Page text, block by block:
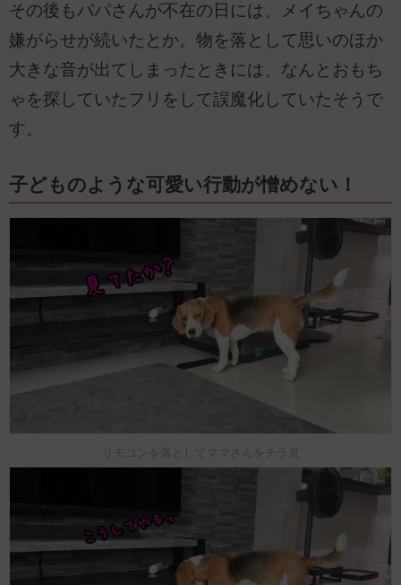
その後もパパさんが不在の日には、メイちゃんの
嫌がらせが続いたとか。物を落として思いのほか
大きな音が出てしまったときには、なんとおもち
ゃを探していたフリをして誤魔化していたそうで
す。
子どものような可愛い行動が憎めない！
リモコンを落としてママさんをチラ見